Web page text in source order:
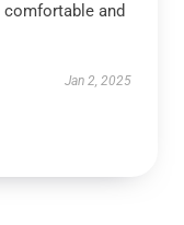
and
Jan 2, 2025